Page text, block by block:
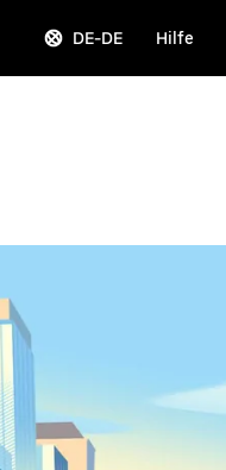
DE-DE Hilfe